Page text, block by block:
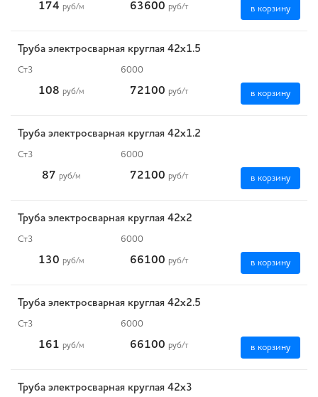
174 руб/м 63600 руб/т в корзину
Труба электросварная круглая 42х1.5
Ст3 6000
108 руб/м 72100 руб/т в корзину
Труба электросварная круглая 42х1.2
Ст3 6000
87 руб/м 72100 руб/т в корзину
Труба электросварная круглая 42х2
Ст3 6000
130 руб/м 66100 руб/т в корзину
Труба электросварная круглая 42х2.5
Ст3 6000
161 руб/м 66100 руб/т в корзину
Труба электросварная круглая 42х3